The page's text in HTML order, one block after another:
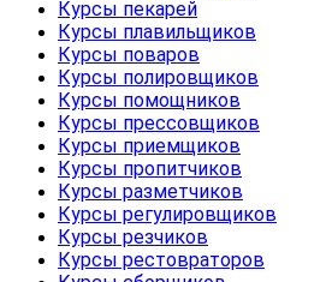
Курсы пекарей
Курсы плавильщиков
Курсы поваров
Курсы полировщиков
Курсы помощников
Курсы прессовщиков
Курсы приемщиков
Курсы пропитчиков
Курсы разметчиков
Курсы регулировщиков
Курсы резчиков
Курсы рестовраторов